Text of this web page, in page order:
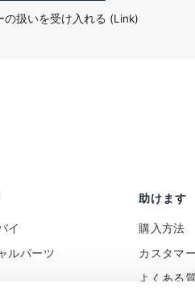
の扱いを受け入れる (Link)
イ
ルパーツ
助けます
購入方法
カスタマ
よくある